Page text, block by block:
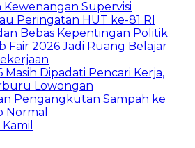
Supervisi
Peringatan HUT ke-81 RI
Bebas Kepentingan Politik
Fair 2026 Jadi Ruang Belajar
Dipadati Pencari Kerja,
Lowongan
Pengangkutan Sampah ke
Normal